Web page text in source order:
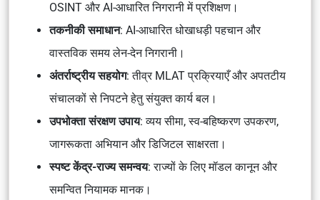
OSINT और AI-आधारित निगरानी में प्रशिक्षण।
तकनीकी समाधान: AI-आधारित धोखाधड़ी पहचान और
वास्तविक समय लेन-देन निगरानी।
अंतर्राष्ट्रीय सहयोग: तीव्र MLATप्रक्रियाएँ और अपतटीय
संचालकों से निपटने हेतु संयुक्त कार्य बल।
उपभोक्ता संरक्षण उपाय: व्यय सीमा, स्व-बहिष्करण उपकरण,
जागरूकता अभियान और डिजिटल साक्षरता।
स्पष्ट केंद्र-राज्य समन्वय: राज्यों के लिए मॉडल कानून और
समन्वित नियामक मानक।